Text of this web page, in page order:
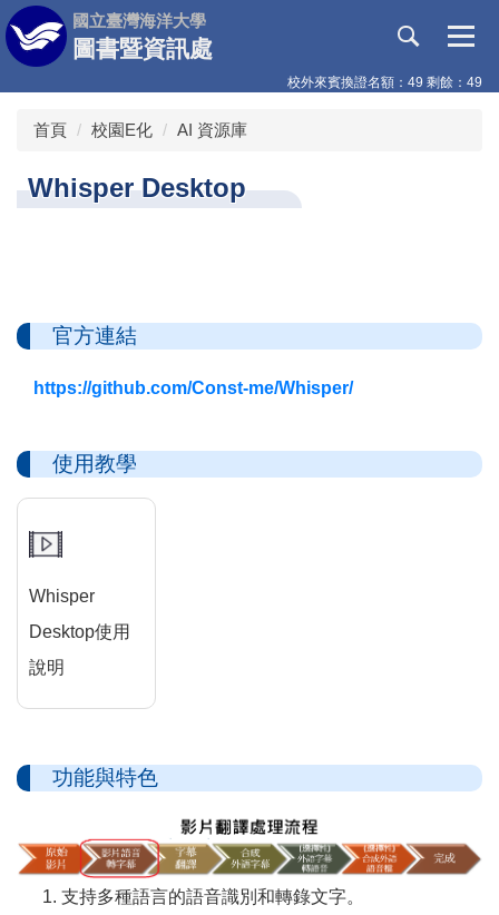
跳
到
主
要
國立臺灣海洋大學
圖書暨資訊處
校外來賓換證名額：49 剩餘：49
首頁 校園E化 AI 資源庫
Whisper Desktop
官方連結
https://github.com/Const-me/Whisper/
使用教學
Whisper
Desktop使用
說明
功能與特色
支持多種語言的語音識別和轉錄文字。